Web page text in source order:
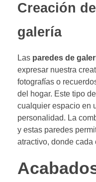
Creación
galería
Las paredes de
expresar nuestra
fotografías o
del hogar. Este tipo
cualquier espacio en
personalidad. La
y estas paredes
atractivo, donde cada